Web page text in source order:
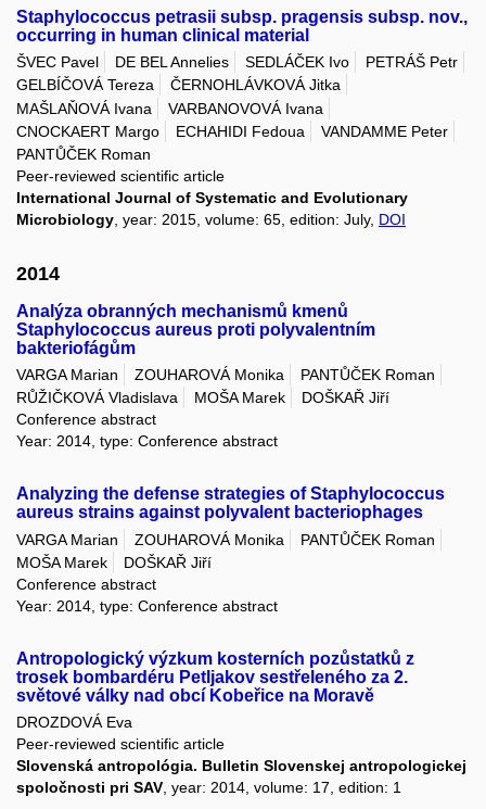
Staphylococcus petrasii subsp. pragensis subsp. nov.,
occurring in human clinical material
ŠVEC Pavel DE BEL Annelies SEDLÁČEK Ivo
PETRÁŠ Petr
GELBÍČOVÁ Tereza
ČERNOHLÁVKOVÁ Jitka
MAŠLAŇOVÁ Ivana
VARBANOVOVÁ Ivana
CNOCKAERT Margo
ECHAHIDI Fedoua
VANDAMME Peter
PANTŮČEK Roman
Peer-reviewed scientific article
International Journal of Systematic and Evolutionary
Microbiology, year: 2015, volume: 65, edition: July, DOI
2014
Analýza obranných mechanismů kmenů
Staphylococcus aureus proti polyvalentním
bakteriofágům
VARGA Marian ZOUHAROVÁ Monika
PANTŮČEK Roman
RŮŽIČKOVÁ Vladislava
MOŠA Marek
DOŠKAŘ Jiří
Conference abstract
Year: 2014, type: Conference abstract
Analyzing the defense strategies of Staphylococcus
aureus strains against polyvalent bacteriophages
VARGA Marian ZOUHAROVÁ Monika
PANTŮČEK Roman
MOŠA Marek
DOŠKAŘ Jiří
Conference abstract
Year: 2014, type: Conference abstract
Antropologický výzkum kosterních pozůstatků z
trosek bombardéru Petljakov sestřeleného za 2.
světové války nad obcí Kobeřice na Moravě
DROZDOVÁ Eva
Peer-reviewed scientific article
Slovenská antropológia. Bulletin Slovenskej antropologickej
spoločnosti pri SAV , year: 2014, volume: 17, edition: 1